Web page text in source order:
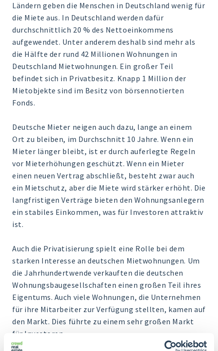
Ländern geben die Menschen in Deutschland wenig für
die Miete aus. In Deutschland werden dafür
durchschnittlich 20 % des Nettoeinkommens
aufgewendet. Unter anderem deshalb sind mehr als
die Hälfte der rund 42 Millionen Wohnungen in
Deutschland Mietwohnungen. Ein großer Teil
befindet sich in Privatbesitz. Knapp 1 Million der
Mietobjekte sind im Besitz von börsennotierten
Fonds.
Deutsche Mieter neigen auch dazu, lange an einem
Ort zu bleiben, im Durchschnitt 10 Jahre. Wenn ein
Mieter länger bleibt, ist er durch auferlegte Regeln
vor Mieterhöhungen geschützt. Wenn ein Mieter
einen neuen Vertrag abschließt, besteht zwar auch
ein Mietschutz, aber die Miete wird stärker erhöht. Die
langfristigen Verträge bieten den Wohnungsanlegern
ein stabiles Einkommen, was für Investoren attraktiv
ist.
Auch die Privatisierung spielt eine Rolle bei dem
starken Interesse an deutschen Mietwohnungen. Um
die Jahrhundertwende verkauften die deutschen
Wohnungsbaugesellschaften einen großen Teil ihres
Eigentums. Auch viele Wohnungen, die Unternehmen
für ihre Mitarbeiter zur Verfügung stellten, kamen auf
den Markt. Dies führte zu einem sehr großen Markt
für Investoren.